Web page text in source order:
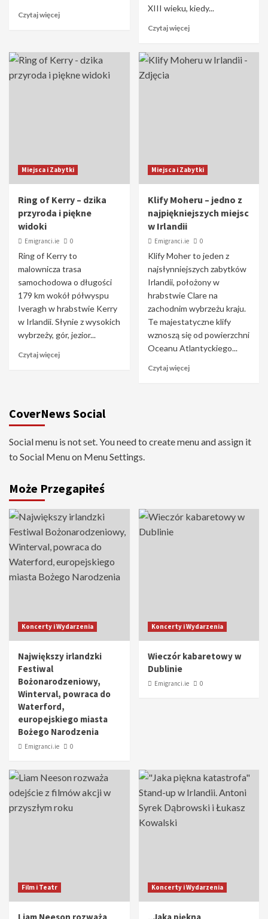
Czytaj więcej
XIII wieku, kiedy...
Czytaj więcej
Miejsca i Zabytki
Ring of Kerry – dzika
przyroda i piękne
widoki
Emigranci.ie 0
Ring of Kerry to
malownicza trasa
samochodowa o długości
179 km wokół półwyspu
Iveragh w hrabstwie Kerry
w Irlandii. Słynie z wysokich
wybrzeży, gór, jezior...
Czytaj więcej
Miejsca i Zabytki
Klify Moheru – jedno z
najpiękniejszych miejsc
w Irlandii
Emigranci.ie 0
Klify Moher to jeden z
najsłynniejszych zabytków
Irlandii, położony w
hrabstwie Clare na
zachodnim wybrzeżu kraju.
Te majestatyczne klify
wznoszą się od powierzchni
Oceanu Atlantyckiego...
Czytaj więcej
CoverNews Social
Social menu is not set. You need to create menu and assign it
to Social Menu on Menu Settings.
Może Przegapiłeś
Koncerty i Wydarzenia
Największy irlandzki
Festiwal
Bożonarodzeniowy,
Winterval, powraca do
Waterford,
europejskiego miasta
Bożego Narodzenia
Emigranci.ie 0
Koncerty i Wydarzenia
Wieczór kabaretowy w
Dublinie
Emigranci.ie 0
Film i Teatr Koncerty i Wydarzenia